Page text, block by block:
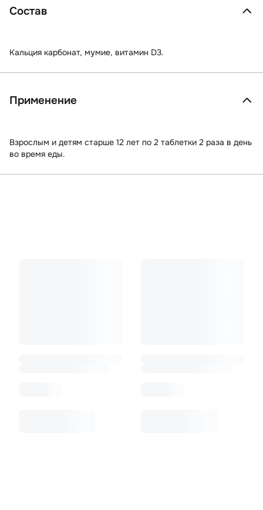
Состав
Кальция карбонат, мумие, витамин D3.
Применение
Взрослым и детям старше 12 лет по 2 таблетки 2 раза в день
во время еды.